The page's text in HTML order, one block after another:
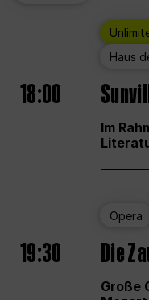
Haus
18:00
Im
Opera
19:30 Die
Große